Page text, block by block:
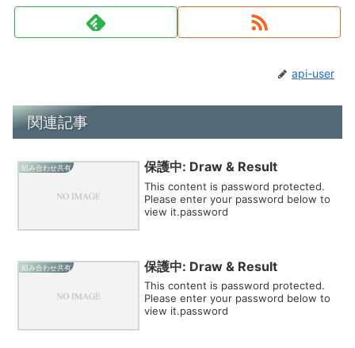
api-user
関連記事
組み合わせ共有 保護中: Draw & Result
This content is password protected.
Please enter your password below to
view it.password
組み合わせ共有 保護中: Draw & Result
This content is password protected.
Please enter your password below to
view it.password